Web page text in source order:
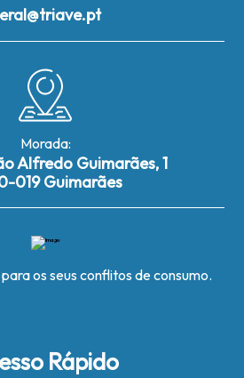
Morada:
Alfredo Guimarães, 1
019 Guimarães
os seus conflitos de consumo.
Rápido